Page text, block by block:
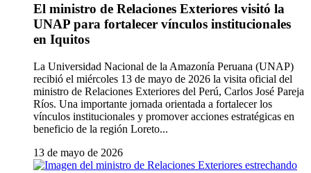
El ministro de Relaciones Exteriores visitó la
UNAP para fortalecer vínculos institucionales
en Iquitos
La Universidad Nacional de la Amazonía Peruana (UNAP)
recibió el miércoles 13 de mayo de 2026 la visita oficial del
ministro de Relaciones Exteriores del Perú, Carlos José Pareja
Ríos. Una importante jornada orientada a fortalecer los
vínculos institucionales y promover acciones estratégicas en
beneficio de la región Loreto...
13 de mayo de 2026